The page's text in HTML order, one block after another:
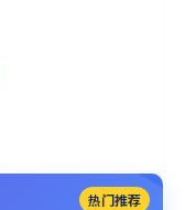
热门推荐